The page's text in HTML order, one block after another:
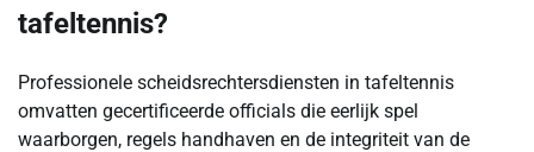
tafeltennis?
Professionele scheidsrechtersdiensten in tafeltennis
omvatten gecertificeerde officials die eerlijk spel
waarborgen, regels handhaven en de integriteit van de